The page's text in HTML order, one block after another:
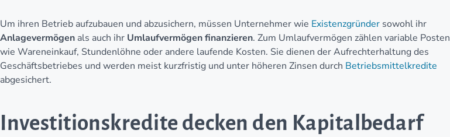
Um ihren Betrieb aufzubauen und abzusichern, müssen Unternehmer wie Existenzgründer sowohl ihr
Anlagevermögen als auch ihr Umlaufvermögenfinanzieren. Zum Umlaufvermögen zählen variable Posten
wie Wareneinkauf, Stundenlöhne oder andere laufende Kosten. Sie dienen der Aufrechterhaltung des
Geschäftsbetriebes und werden meist kurzfristig und unter höheren Zinsen durch Betriebsmittelkredite
abgesichert.
Investitionskredite decken den Kapitalbedarf